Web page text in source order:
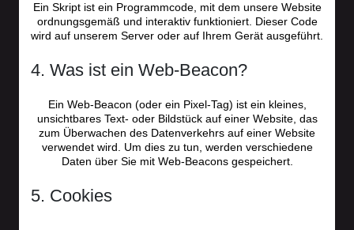
Ein Skript ist ein Programmcode, mit dem unsere Website
ordnungsgemäß und interaktiv funktioniert. Dieser Code
wird auf unserem Server oder auf Ihrem Gerät ausgeführt.
4. Was ist ein Web-Beacon?
Ein Web-Beacon (oder ein Pixel-Tag) ist ein kleines,
unsichtbares Text- oder Bildstück auf einer Website, das
zum Überwachen des Datenverkehrs auf einer Website
verwendet wird. Um dies zu tun, werden verschiedene
Daten über Sie mit Web-Beacons gespeichert.
5. Cookies